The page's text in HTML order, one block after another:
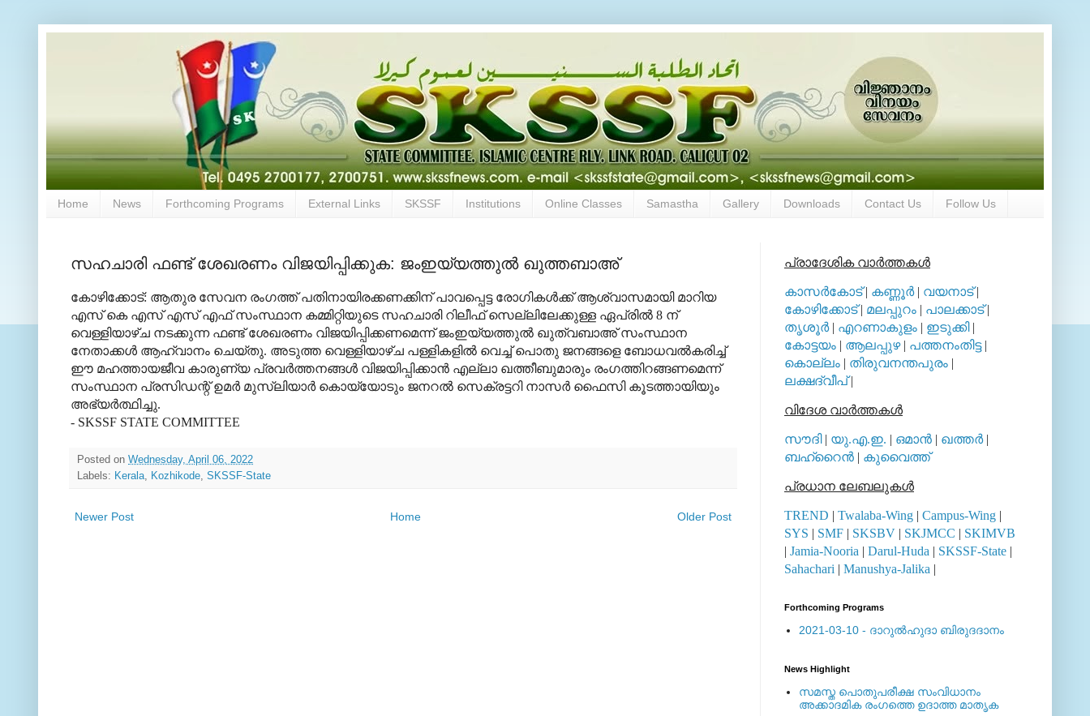
Home News Forthcoming Programs External Links SKSSF Institutions Online Classes Samastha Gallery Downloads Contact Us Follow Us
സഹചാരി ഫണ്ട് ശേഖരണം വിജയിപ്പിക്കുക: ജംഇയ്യത്തുല്‍ ഖുത്തബാഅ്
കോഴിക്കോട്: ആതുര സേവന രംഗത്ത് പതിനായിരക്കണക്കിന് പാവപ്പെട്ട രോഗികള്‍ക്ക് ആശ്വാസമായി മാറിയ
എസ് കെ എസ് എസ് എഫ് സംസ്ഥാന കമ്മിറ്റിയുടെ സഹചാരി റിലീഫ് സെല്ലിലേക്കുള്ള ഏപ്രില്‍ 8 ന്
വെള്ളിയാഴ്ച നടക്കുന്ന ഫണ്ട് ശേഖരണം വിജയിപ്പിക്കണമെന്ന് ജംഇയ്യത്തുല്‍ ഖുത്വബാഅ് സംസ്ഥാന
നേതാക്കള്‍ ആഹ്വാനം ചെയ്തു. അടുത്ത വെള്ളിയാഴ്ച പള്ളികളില്‍ വെച്ച് പൊതു ജനങ്ങളെ ബോധവല്‍കരിച്ച്
ഈ മഹത്തായജീവ കാരുണ്യ പ്രവര്‍ത്തനങ്ങള്‍ വിജയിപ്പിക്കാന്‍ എല്ലാ ഖത്തീബുമാരും രംഗത്തിറങ്ങണമെന്ന്
സംസ്ഥാന പ്രസിഡന്റ് ഉമര്‍ മുസ്‌ലിയാര്‍ കൊയ്യോടും ജനറല്‍ സെക്രട്ടറി നാസര്‍ ഫൈസി കൂടത്തായിയും
അഭ്യര്‍ത്ഥിച്ചു.
- SKSSF STATE COMMITTEE
Posted on Wednesday, April 06, 2022
Labels: Kerala Kozhikode SKSSF-State
Newer Post Older Post
Home
പ്രാദേശിക വാര്‍ത്തകള്‍
കാസര്‍കോട്| കണ്ണൂര്‍| വയനാട്|
കോഴിക്കോട്| മലപ്പുറം | പാലക്കാട്|
തൃശൂര്‍| എറണാകുളം | ഇടുക്കി|
കോട്ടയം | ആലപ്പുഴ| പത്തനംതിട്ട|
കൊല്ലം | തിരുവനന്തപുരം |
ലക്ഷദ്വീപ്|
വിദേശ വാര്‍ത്തകള്‍
സൗദി| യു.എ.ഇ. | ഒമാന്‍ | ഖത്തര്‍|
ബഹ്റൈന്‍ | കുവൈത്ത്
പ്രധാന ലേബലുകള്‍
TREND | Twalaba-Wing | Campus-Wing |
SYS | SMF | SKSBV | SKJMCC | SKIMVB
| Jamia-Nooria | Darul-Huda | SKSSF-State |
Sahachari | Manushya-Jalika |
Forthcoming Programs
2021-03-10 - ദാറുല്‍ഹുദാ ബിരുദദാനം
News Highlight
സമസ്ത പൊതുപരീക്ഷ സംവിധാനം
അക്കാദമിക രംഗത്തെ ഉദാത്ത മാതൃക